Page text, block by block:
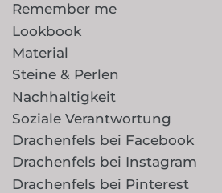
Remember me
Lookbook
Material
Steine & Perlen
Nachhaltigkeit
Soziale Verantwortung
Drachenfels bei Facebook
Drachenfels bei Instagram
Drachenfels bei Pinterest